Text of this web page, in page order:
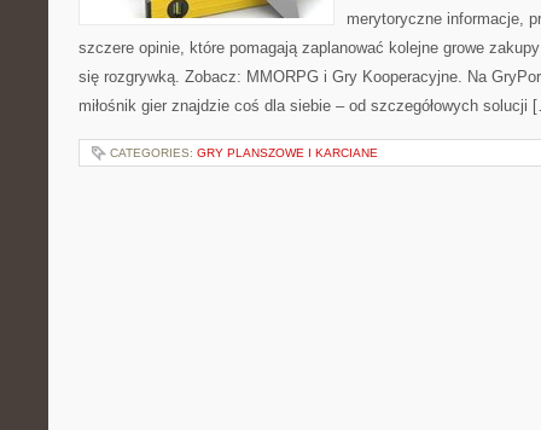
merytoryczne informacje,
szczere opinie, które pomagają zaplanować kolejne growe
się rozgrywką. Zobacz: MMORPG i Gry Kooperacyjne. Na
miłośnik gier znajdzie coś dla siebie – od szczegółowych solucji
CATEGORIES: GRY PLANSZOWE I KARCIANE